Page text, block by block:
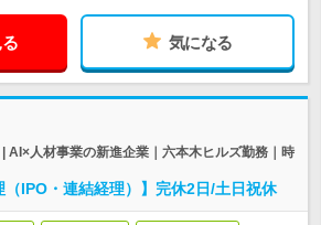
気になる
AI×人材事業の新進企業｜六本木ヒルズ勤務｜時
（IPO・連結経理）】完休2日/土日祝休